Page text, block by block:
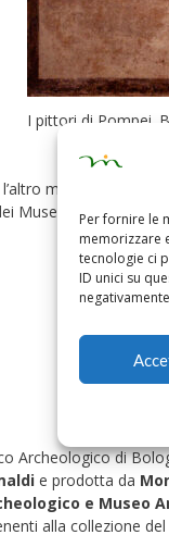
Per fornire le
memorizzare
tecnologie ci
ID unici su
I pittori di Pompei.
mi sono
Musei?) che
Archeologico di
e prodotta da
e Museo
alla collezione